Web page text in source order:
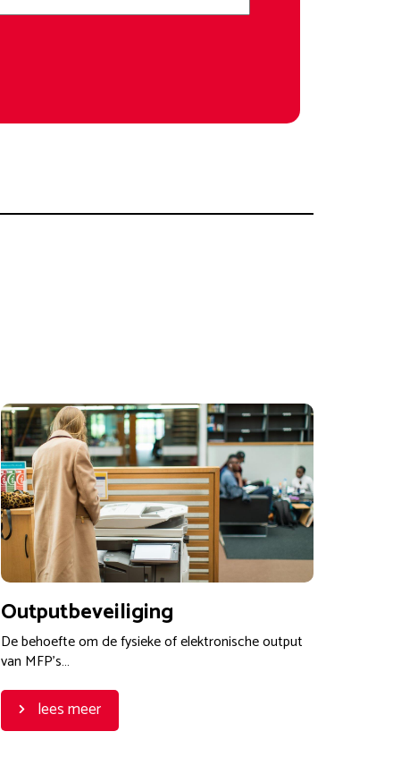
Outputbeveiliging
De behoefte om de fysieke of elektronische output
van MFP’s…
lees meer